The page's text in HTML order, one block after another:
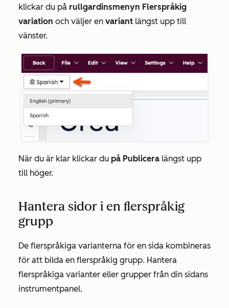
klickar du på rullgardinsmenyn Flerspråkig
variation och väljer en variant längst upp till
vänster.
När du är klar klickar du på Publicera längst upp
till höger.
Hantera sidor i en flerspråkig
grupp
De flerspråkiga varianterna för en sida kombineras
för att bilda en flerspråkig grupp. Hantera
flerspråkiga varianter eller grupper från din sidans
instrumentpanel.